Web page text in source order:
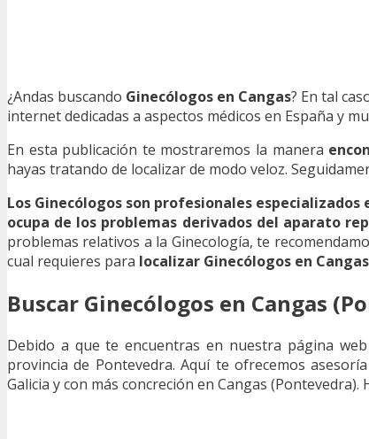
¿Andas buscando Ginecólogos en Cangas? En tal
internet dedicadas a aspectos médicos en España y
En esta publicación te mostraremos la manera
hayas tratando de localizar de modo veloz.
Los Ginecólogos son profesionales especializados
ocupa de los problemas derivados del aparato
problemas relativos a la Ginecología, te
cual requieres para localizar Ginecólogos en Cangas
Buscar Ginecólogos en Cangas
Debido a que te encuentras en nuestra página
provincia de Pontevedra. Aquí te ofrecemos
Galicia y con más concreción en Cangas